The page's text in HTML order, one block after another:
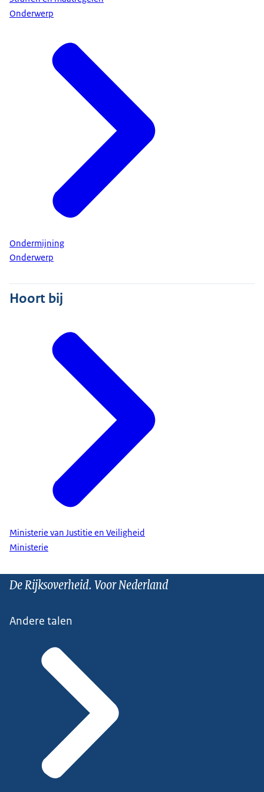
Onderwerp
Ondermijning
Onderwerp
Hoort bij
Ministerie van Justitie en Veiligheid
Ministerie
De Rijksoverheid. Voor Nederland
Andere talen